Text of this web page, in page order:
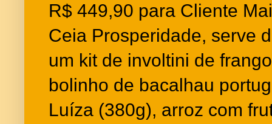
R$ 449,90 para Cliente
Ceia Prosperidade, serve
um kit de involtini de
bolinho de bacalhau
Luíza (380g), arroz com